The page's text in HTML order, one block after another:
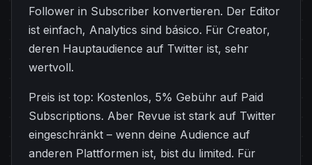
Follower in Subscriber konvertieren. Der Editor
ist einfach, Analytics sind básico. Für Creator,
deren Hauptaudience auf Twitter ist, sehr
wertvoll.
Preis ist top: Kostenlos, 5% Gebühr auf Paid
Subscriptions. Aber Revue ist stark auf Twitter
eingeschränkt – wenn deine Audience auf
anderen Plattformen ist, bist du limited. Für